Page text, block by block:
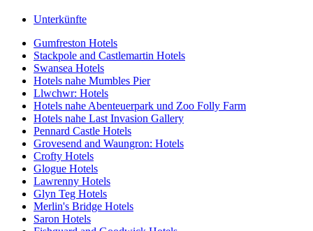
Unterkünfte
Gumfreston Hotels
Stackpole and Castlemartin Hotels
Swansea Hotels
Hotels nahe Mumbles Pier
Llwchwr: Hotels
Hotels nahe Abenteuerpark und Zoo Folly Farm
Hotels nahe Last Invasion Gallery
Pennard Castle Hotels
Grovesend and Waungron: Hotels
Crofty Hotels
Glogue Hotels
Lawrenny Hotels
Glyn Teg Hotels
Merlin's Bridge Hotels
Saron Hotels